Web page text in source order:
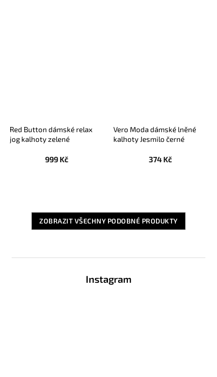
Red Button dámské relax
jog kalhoty zelené
999 Kč
Vero Moda dámské lněné
kalhoty Jesmilo černé
374 Kč
ZOBRAZIT VŠECHNY PODOBNÉ PRODUKTY
Instagram